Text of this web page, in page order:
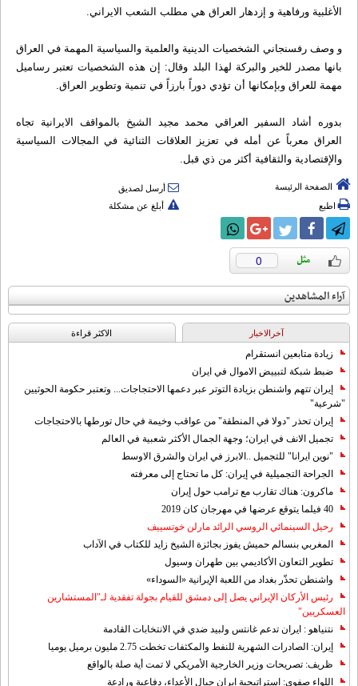
الأغلبية ورفاهية و إزدهار العراق هي مطلب الشعب الايراني.
و وصف رفسنجاني الشخصيات الدينية والعلمية والسياسية المهمة في العراق
بانها مصدر للخير والبركة لهذا البلد وقال: إن هذه الشخصيات تعتبر رساميل
مهمة للعراق وبإمكانها أن تؤدي دوراً بارزاً في تنمية وتطوير العراق.
بدوره أشاد السفير العراقي محمد مجيد الشيخ بالمواقف الايرانية تجاه
العراق معرباً عن أمله في تعزيز العلاقات الثنائية في المجالات السياسية
والإقتصادية والثقافية أكثر من ذي قبل.
الصفحة الرئيسة
أرسل لصديق
اطبع
أبلغ عن مشكلة
0
آراء المشاهدين
آخرالاخبار الاکثر قراءة
زيادة متابعين انستقرام
ضبط شبكة لتبييض الاموال في ايران
إيران تتهم واشنطن بزيادة التوتر عبر دعمها الاحتجاجات... وتعتبر حكومة الحوثيين
"شرعية"
إيران تحذر "دولا في المنطقة" من عواقب وخيمة في حال تورطها بالاحتجاجات
تجميل الانف في ايران؛ وجهة الجمال الأكثر شعبية في العالم
"نوين ايرانا" للتجميل ..الابرز في ايران والشرق الاوسط
الجراحة التجميلية في إيران: كل ما تحتاج إلى معرفته
ماكرون: هناك تقارب مع ترامب حول إيران
40 فيلما يتوقع عرضها في مهرجان كان 2019
رحيل السينمائي الروسي الرائد مارلن خوتسييف
المغربي بنسالم حميش يفوز بجائزة الشيخ زايد للكتاب في الآداب
تطوير التعاون الأكاديمي بين طهران وسيول
واشنطن تحذّر بغداد من اللعبة الإيرانية «السوداء»
رئيس الأركان الإيراني يصل إلى دمشق للقيام بجولة تفقدية لـ"المستشارين
العسكريين"
نتنياهو : ايران تدعم غانتس ولبيد ضدي في الانتخابات القادمة
إيران: الصادرات الشهریة للنفط والمكثفات تخطت 2.75 مليون برميل يوميا
ظريف: تصريحات وزير الخارجية الأمريكي لا تمت أية صلة بالواقع
اللواء صفوي: استراتيجية ايران حيال الأعداء، دفاعية ورادعة